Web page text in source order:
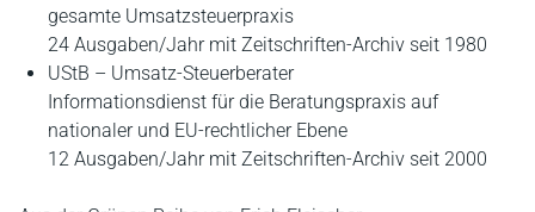
gesamte Umsatzsteuerpraxis
24 Ausgaben/Jahr mit Zeitschriften-Archiv seit 1980
UStB – Umsatz-Steuerberater
Informationsdienst für die Beratungspraxis auf
nationaler und EU-rechtlicher Ebene
12 Ausgaben/Jahr mit Zeitschriften-Archiv seit 2000